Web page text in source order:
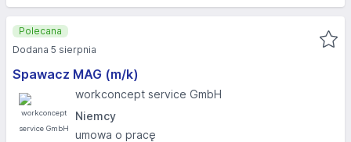
Spawacz MAG (m/k)
workconcept service GmbH
Niemcy
umowa o pracę
Polecana
Dodana 5 sierpnia